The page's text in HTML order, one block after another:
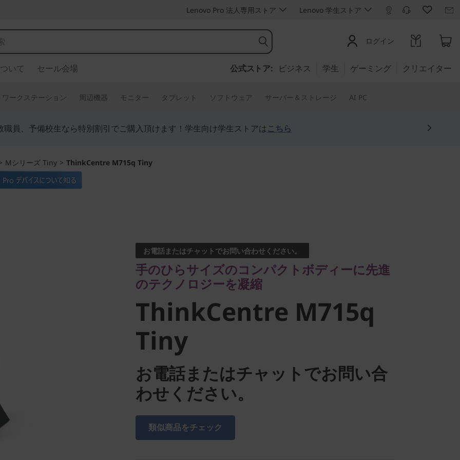
Lenovo Pro 法人専用ストア Lenovo 学生ストア
ログイン
いて セール会場 公式ストア: ビジネス 学生 ゲーミング クリエイター
ワークステーション 周辺機器 モニター タブレット ソフトウェア サーバー＆ストレージ AI PC
職員、予備校生なら特別割引でご購入頂けます！学生向け学生ストアはこちら
Mシリーズ Tiny > ThinkCentre M715q Tiny
のテクノロジーを凝縮
ThinkCentre M715q
Tiny
お電話またはチャットでお問い合わせください。
手のひらサイズのコンパクトボディーに先進
のテクノロジーを凝縮
ThinkCentre M715q
Tiny
お電話またはチャットでお問い合
わせください。
類似商品をチェック